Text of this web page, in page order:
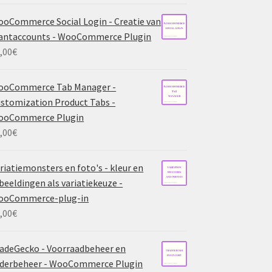
Social Login - Creatie van
- WooCommerce Plugin
€
Tab Manager -
Product Tabs -
Plugin
€
en foto's - kleur en
als variatiekeuze -
plug-in
€
- Voorraadbeheer en
- WooCommerce Plugin